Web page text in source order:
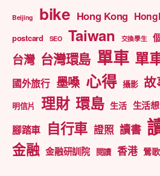
Beijing bike Hong Kong
postcard SEO Taiwan 交換學生
台灣 台灣環島 單車 單
國外旅行 墨嗓 心得 攝影 故
明信片 理財 環島 生活 生活
腳踏車 自行車 證照 讀書
金融 金融研訓院 閱讀 香港 鶯歌